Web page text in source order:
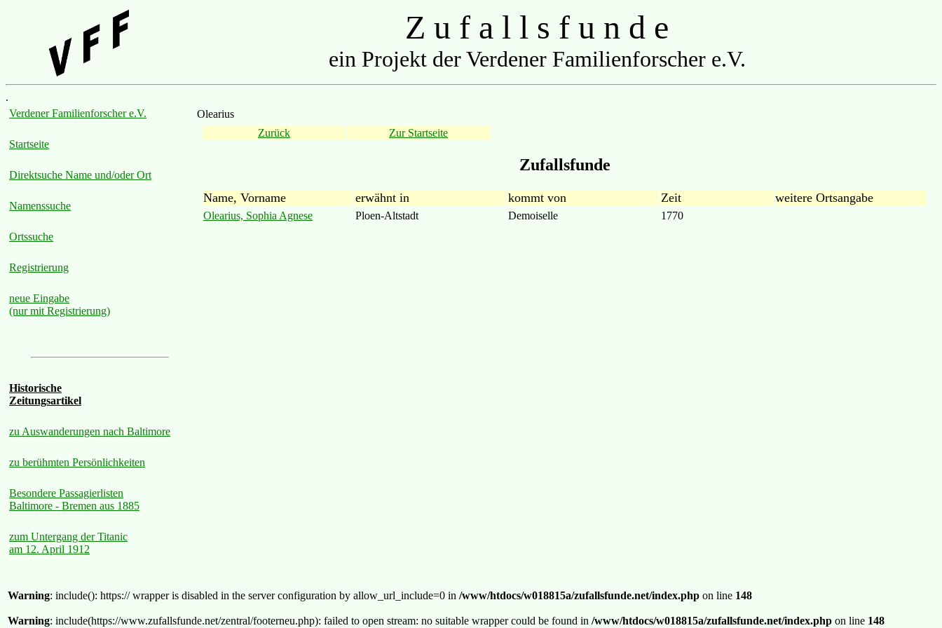
Z u f a l l s f u n d e
ein Projekt der Verdener Familienforscher e.V.
.
Verdener Familienforscher e.V.
Startseite
Direktsuche Name und/oder Ort
Namenssuche
Ortssuche
Registrierung
neue Eingabe
(nur mit Registrierung)
Historische
Zeitungsartikel
zu Auswanderungen nach Baltimore
zu berühmten Persönlichkeiten
Besondere Passagierlisten
Baltimore - Bremen aus 1885
zum Untergang der Titanic
am 12. April 1912
Olearius
Zurück
Zur Startseite
Zufallsfunde
Name, Vorname erwähnt in kommt von Zeit weitere Ortsangabe
Olearius, Sophia Agnese Ploen-Altstadt Demoiselle 1770
Warning: include(): https:// wrapper is disabled in the server configuration by allow_url_include=0 in /www/htdocs/w018815a/zufallsfunde.net/index.php on line 148
Warning: include(https://www.zufallsfunde.net/zentral/footerneu.php): failed to open stream: no suitable wrapper could be found in /www/htdocs/w018815a/zufallsfunde.net/index.php on line 148